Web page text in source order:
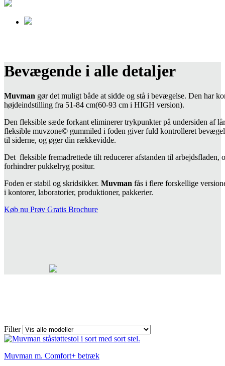
Bevægende i alle detaljer
Muvman gør det muligt både at sidde og stå i bevægelse. Den har
højdeindstilling fra 51-84 cm(60-93 cm i HIGH version).
Den fleksible sæde forkant eliminerer trykpunkter på undersiden af
fleksible muvzone© gummiled i foden giver fuld kontrolleret
til siderne, og øger din rækkevidde.
Det fleksible fremadrettede tilt reducerer afstanden til arbejdsfladen,
forhindrer pukkelryg positur.
Foden er stabil og skridsikker. Muvman fås i flere forskellige
i kontorer, laboratorier, produktioner, pakkerier.
Køb nu Prøv Gratis Brochure
Filter
Muvman m. Comfort+ betræk